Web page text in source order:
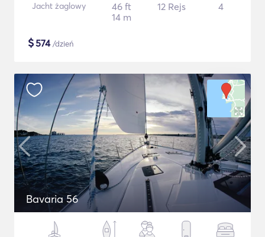
Jacht żaglowy
46 ft
14 m
12 Rejs 4
$574/dzień
Bavaria 56